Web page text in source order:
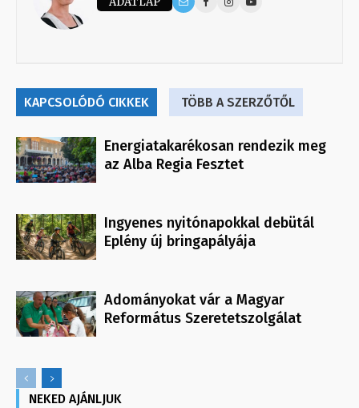
KAPCSOLÓDÓ CIKKEK TÖBB A SZERZŐTŐL
Energiatakarékosan rendezik meg
az Alba Regia Fesztet
Ingyenes nyitónapokkal debütál
Eplény új bringapályája
Adományokat vár a Magyar
Református Szeretetszolgálat
NEKED AJÁNLJUK